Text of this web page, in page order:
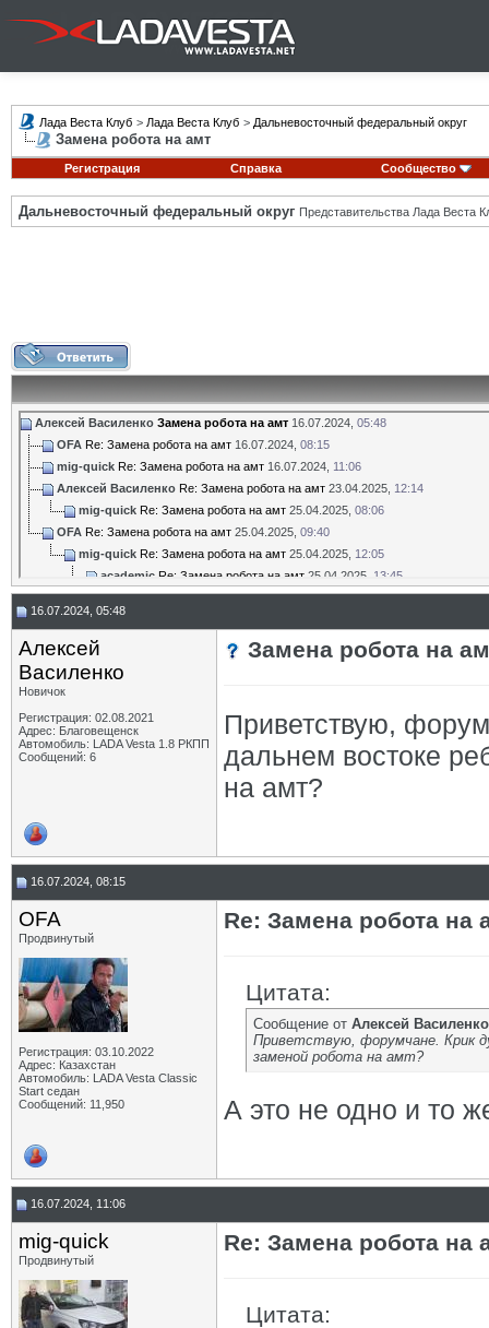
Лада Веста Клуб > Лада Веста Клуб > Дальневосточный федеральный округ
Замена робота на амт
Регистрация Справка Сообщество
Дальневосточный федеральный округ Представительства Лада Веста
Алексей Василенко Замена робота на амт 16.07.2024, 05:48
OFA Re: Замена робота на амт 16.07.2024, 08:15
mig-quick Re: Замена робота на амт 16.07.2024, 11:06
Алексей Василенко Re: Замена робота на амт 23.04.2025, 12:14
mig-quick Re: Замена робота на амт 25.04.2025, 08:06
OFA Re: Замена робота на амт 25.04.2025, 09:40
mig-quick Re: Замена робота на амт 25.04.2025, 12:05
academic Re: Замена робота на амт 25.04.2025, 13:45
16.07.2024, 05:48
Алексей
Василенко
Новичок
Регистрация: 02.08.2021
Адрес: Благовещенск
Автомобиль: LADA Vesta 1.8 РКПП
Сообщений: 6
Замена робота на
Приветствую,
дальнем востоке
на амт?
16.07.2024, 08:15
OFA
Продвинутый
Регистрация: 03.10.2022
Адрес: Казахстан
Автомобиль: LADA Vesta Classic
Start седан
Сообщений: 11,950
Re: Замена робота на
Цитата:
Сообщение от Алексей Василенко
Приветствую, форумчане. Крик
заменой робота на амт?
А это не одно и то
16.07.2024, 11:06
mig-quick
Продвинутый
Re: Замена робота на
Цитата: